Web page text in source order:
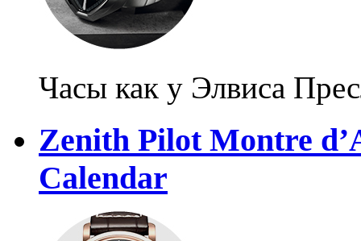
Часы как у Элвиса
Zenith Pilot Montre
Calendar